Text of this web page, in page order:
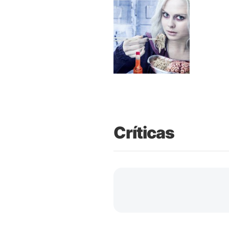
Críticas